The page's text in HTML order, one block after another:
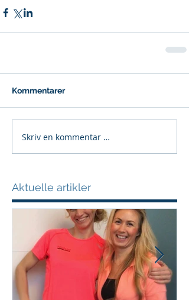
Kommentarer
Skriv en kommentar …
Aktuelle artikler